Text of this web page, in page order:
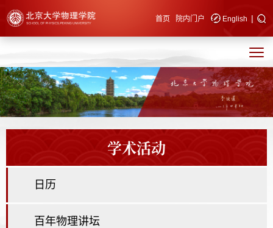
快速导航 首页 院内门户 English |
学术活动
日历
百年物理讲坛